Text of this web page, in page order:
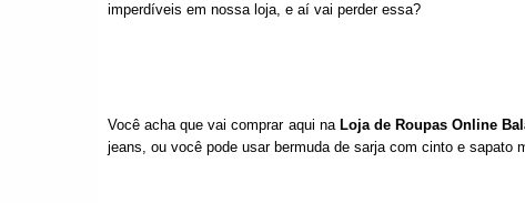
imperdíveis em nossa loja, e aí vai perder essa?
Você acha que vai comprar aqui na Loja de Roupas Online
jeans, ou você pode usar bermuda de sarja com cinto e sapato